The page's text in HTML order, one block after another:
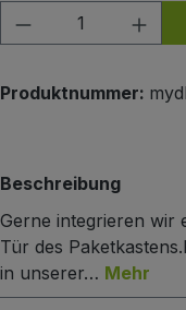
Produkt
Produktnummer:
Beschreibung
Gerne integrieren wir
Tür des
in unserer… Mehr